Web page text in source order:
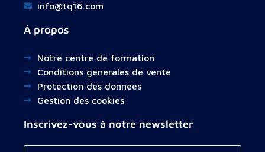
info@tq16.com
À propos
Notre centre de formation
Conditions générales de vente
Protection des données
Gestion des cookies
Inscrivez-vous à notre newsletter